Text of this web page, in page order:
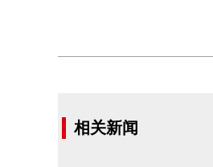
相关新闻